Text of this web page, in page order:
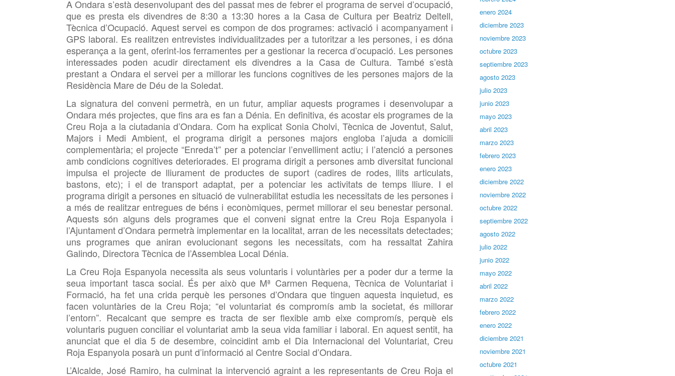
A Ondara s’està desenvolupant des del passat mes de febrer el programa de servei d’ocupació,
que es presta els divendres de 8:30 a 13:30 hores a la Casa de Cultura per Beatriz Deltell,
Tècnica d’Ocupació. Aquest servei es compon de dos programes: activació i acompanyament i
GPS laboral. Es realitzen entrevistes individualitzades per a tutoritzar a les persones, i es dóna
esperança a la gent, oferint-los ferramentes per a gestionar la recerca d’ocupació. Les persones
interessades poden acudir directament els divendres a la Casa de Cultura. També s’està
prestant a Ondara el servei per a millorar les funcions cognitives de les persones majors de la
Residència Mare de Déu de la Soledat.
La signatura del conveni permetrà, en un futur, ampliar aquests programes i desenvolupar a
Ondara més projectes, que fins ara es fan a Dénia. En definitiva, és acostar els programes de la
Creu Roja a la ciutadania d’Ondara. Com ha explicat Sonia Cholvi, Tècnica de Joventut, Salut,
Majors i Medi Ambient, el programa dirigit a persones majors engloba l’ajuda a domicili
complementària; el projecte “Enreda’t” per a potenciar l’envelliment actiu; i l’atenció a persones
amb condicions cognitives deteriorades. El programa dirigit a persones amb diversitat funcional
impulsa el projecte de lliurament de productes de suport (cadires de rodes, llits articulats,
bastons, etc); i el de transport adaptat, per a potenciar les activitats de temps lliure. I el
programa dirigit a persones en situació de vulnerabilitat estudia les necessitats de les persones i
a més de realitzar entregues de béns i econòmiques, permet millorar el seu benestar personal.
Aquests són alguns dels programes que el conveni signat entre la Creu Roja Espanyola i
l’Ajuntament d’Ondara permetrà implementar en la localitat, arran de les necessitats detectades;
uns programes que aniran evolucionant segons les necessitats, com ha ressaltat Zahira
Galindo, Directora Tècnica de l’Assemblea Local Dénia.
La Creu Roja Espanyola necessita als seus voluntaris i voluntàries per a poder dur a terme la
seua important tasca social. És per això que Mª Carmen Requena, Tècnica de Voluntariat i
Formació, ha fet una crida perquè les persones d’Ondara que tinguen aquesta inquietud, es
facen voluntàries de la Creu Roja; “el voluntariat és compromís amb la societat, és millorar
l’entorn”. Recalcant que sempre es tracta de ser flexible amb eixe compromís, perquè els
voluntaris puguen conciliar el voluntariat amb la seua vida familiar i laboral. En aquest sentit, ha
anunciat que el dia 5 de desembre, coincidint amb el Dia Internacional del Voluntariat, Creu
Roja Espanyola posarà un punt d’informació al Centre Social d’Ondara.
L’Alcalde, José Ramiro, ha culminat la intervenció agraint a les representants de Creu Roja el
enero 2024
diciembre 2023
noviembre 2023
octubre 2023
septiembre 2023
agosto 2023
julio 2023
junio 2023
mayo 2023
abril 2023
marzo 2023
febrero 2023
enero 2023
diciembre 2022
noviembre 2022
octubre 2022
septiembre 2022
agosto 2022
julio 2022
junio 2022
mayo 2022
abril 2022
marzo 2022
febrero 2022
enero 2022
diciembre 2021
noviembre 2021
octubre 2021